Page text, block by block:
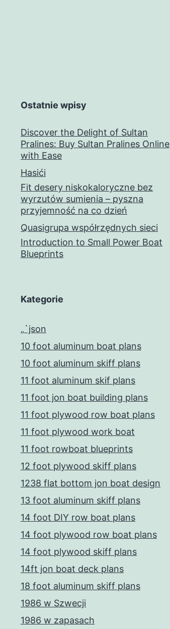
Ostatnie wpisy
Discover the Delight of Sultan
Pralines: Buy Sultan Pralines Online
with Ease
Hasići
Fit desery niskokaloryczne bez
wyrzutów sumienia – pyszna
przyjemność na co dzień
Quasigrupa współrzędnych sieci
Introduction to Small Power Boat
Blueprints
Kategorie
„`json
10 foot aluminum boat plans
10 foot aluminum skiff plans
11 foot aluminum skif plans
11 foot jon boat building plans
11 foot plywood row boat plans
11 foot plywood work boat
11 foot rowboat blueprints
12 foot plywood skiff plans
1238 flat bottom jon boat design
13 foot aluminum skiff plans
14 foot DIY row boat plans
14 foot plywood row boat plans
14 foot plywood skiff plans
14ft jon boat deck plans
18 foot aluminum skiff plans
1986 w Szwecji
1986 w zapasach